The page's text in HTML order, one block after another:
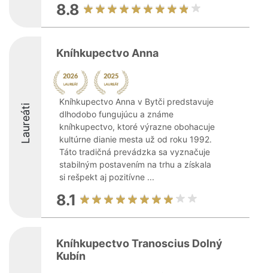
8.8
Laureáti
Kníhkupectvo Anna
Kníhkupectvo Anna v Bytči predstavuje
dlhodobo fungujúcu a známe
kníhkupectvo, ktoré výrazne obohacuje
kultúrne dianie mesta už od roku 1992.
Táto tradičná prevádzka sa vyznačuje
stabilným postavením na trhu a získala
si rešpekt aj pozitívne ...
8.1
Kníhkupectvo Tranoscius Dolný
Kubín